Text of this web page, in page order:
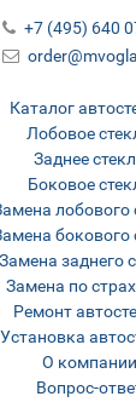
Каталог
Лобовое
Заднее
Боковое
лобового
бокового
Замена заднего
Замена по
Ремонт
Установка
О компании
Вопрос-
+7 (495) 640